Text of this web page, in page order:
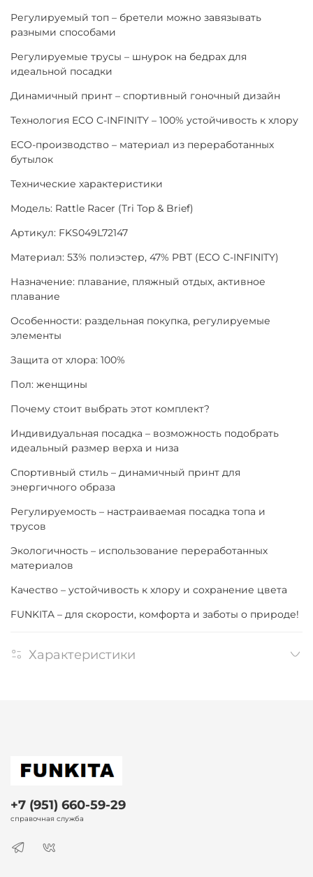
Регулируемый топ – бретели можно завязывать
разными способами
Регулируемые трусы – шнурок на бедрах для
идеальной посадки
Динамичный принт – спортивный гоночный дизайн
Технология ECO C-INFINITY – 100% устойчивость к хлору
ECO-производство – материал из переработанных
бутылок
Технические характеристики
Модель: Rattle Racer (Tri Top & Brief)
Артикул: FKS049L72147
Материал: 53% полиэстер, 47% PBT (ECO C-INFINITY)
Назначение: плавание, пляжный отдых, активное
плавание
Особенности: раздельная покупка, регулируемые
элементы
Защита от хлора: 100%
Пол: женщины
Почему стоит выбрать этот комплект?
Индивидуальная посадка – возможность подобрать
идеальный размер верха и низа
Спортивный стиль – динамичный принт для
энергичного образа
Регулируемость – настраиваемая посадка топа и
трусов
Экологичность – использование переработанных
материалов
Качество – устойчивость к хлору и сохранение цвета
FUNKITA – для скорости, комфорта и заботы о природе!
Характеристики
+7 (951) 660-59-29
справочная служба